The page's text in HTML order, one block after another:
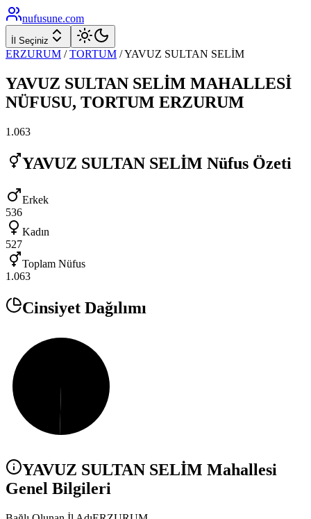
nufusune.com
İl Seçiniz
ERZURUM / TORTUM /YAVUZ SULTAN SELİM
YAVUZ SULTAN SELİM MAHALLESİ
NÜFUSU, TORTUM ERZURUM
1.063
YAVUZ SULTAN SELİM Nüfus Özeti
Erkek
536
Kadın
527
Toplam Nüfus
1.063
Cinsiyet Dağılımı
YAVUZ SULTAN SELİM Mahallesi
Genel Bilgileri